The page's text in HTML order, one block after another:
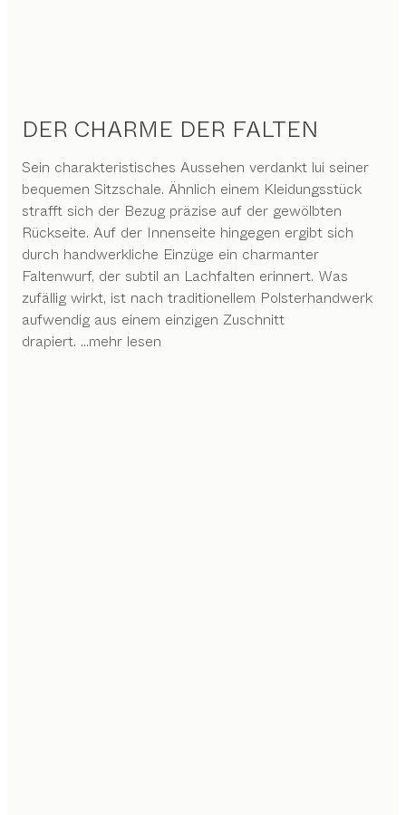
DER CHARME DER FALTEN
Sein charakteristisches Aussehen verdankt lui seiner
bequemen Sitzschale. Ähnlich einem Kleidungsstück
strafft sich der Bezug präzise auf der gewölbten
Rückseite. Auf der Innenseite hingegen ergibt sich
durch handwerkliche Einzüge ein charmanter
Faltenwurf, der subtil an Lachfalten erinnert. Was
zufällig wirkt, ist nach traditionellem Polsterhandwerk
aufwendig aus einem einzigen Zuschnitt
drapiert. ...mehr lesen